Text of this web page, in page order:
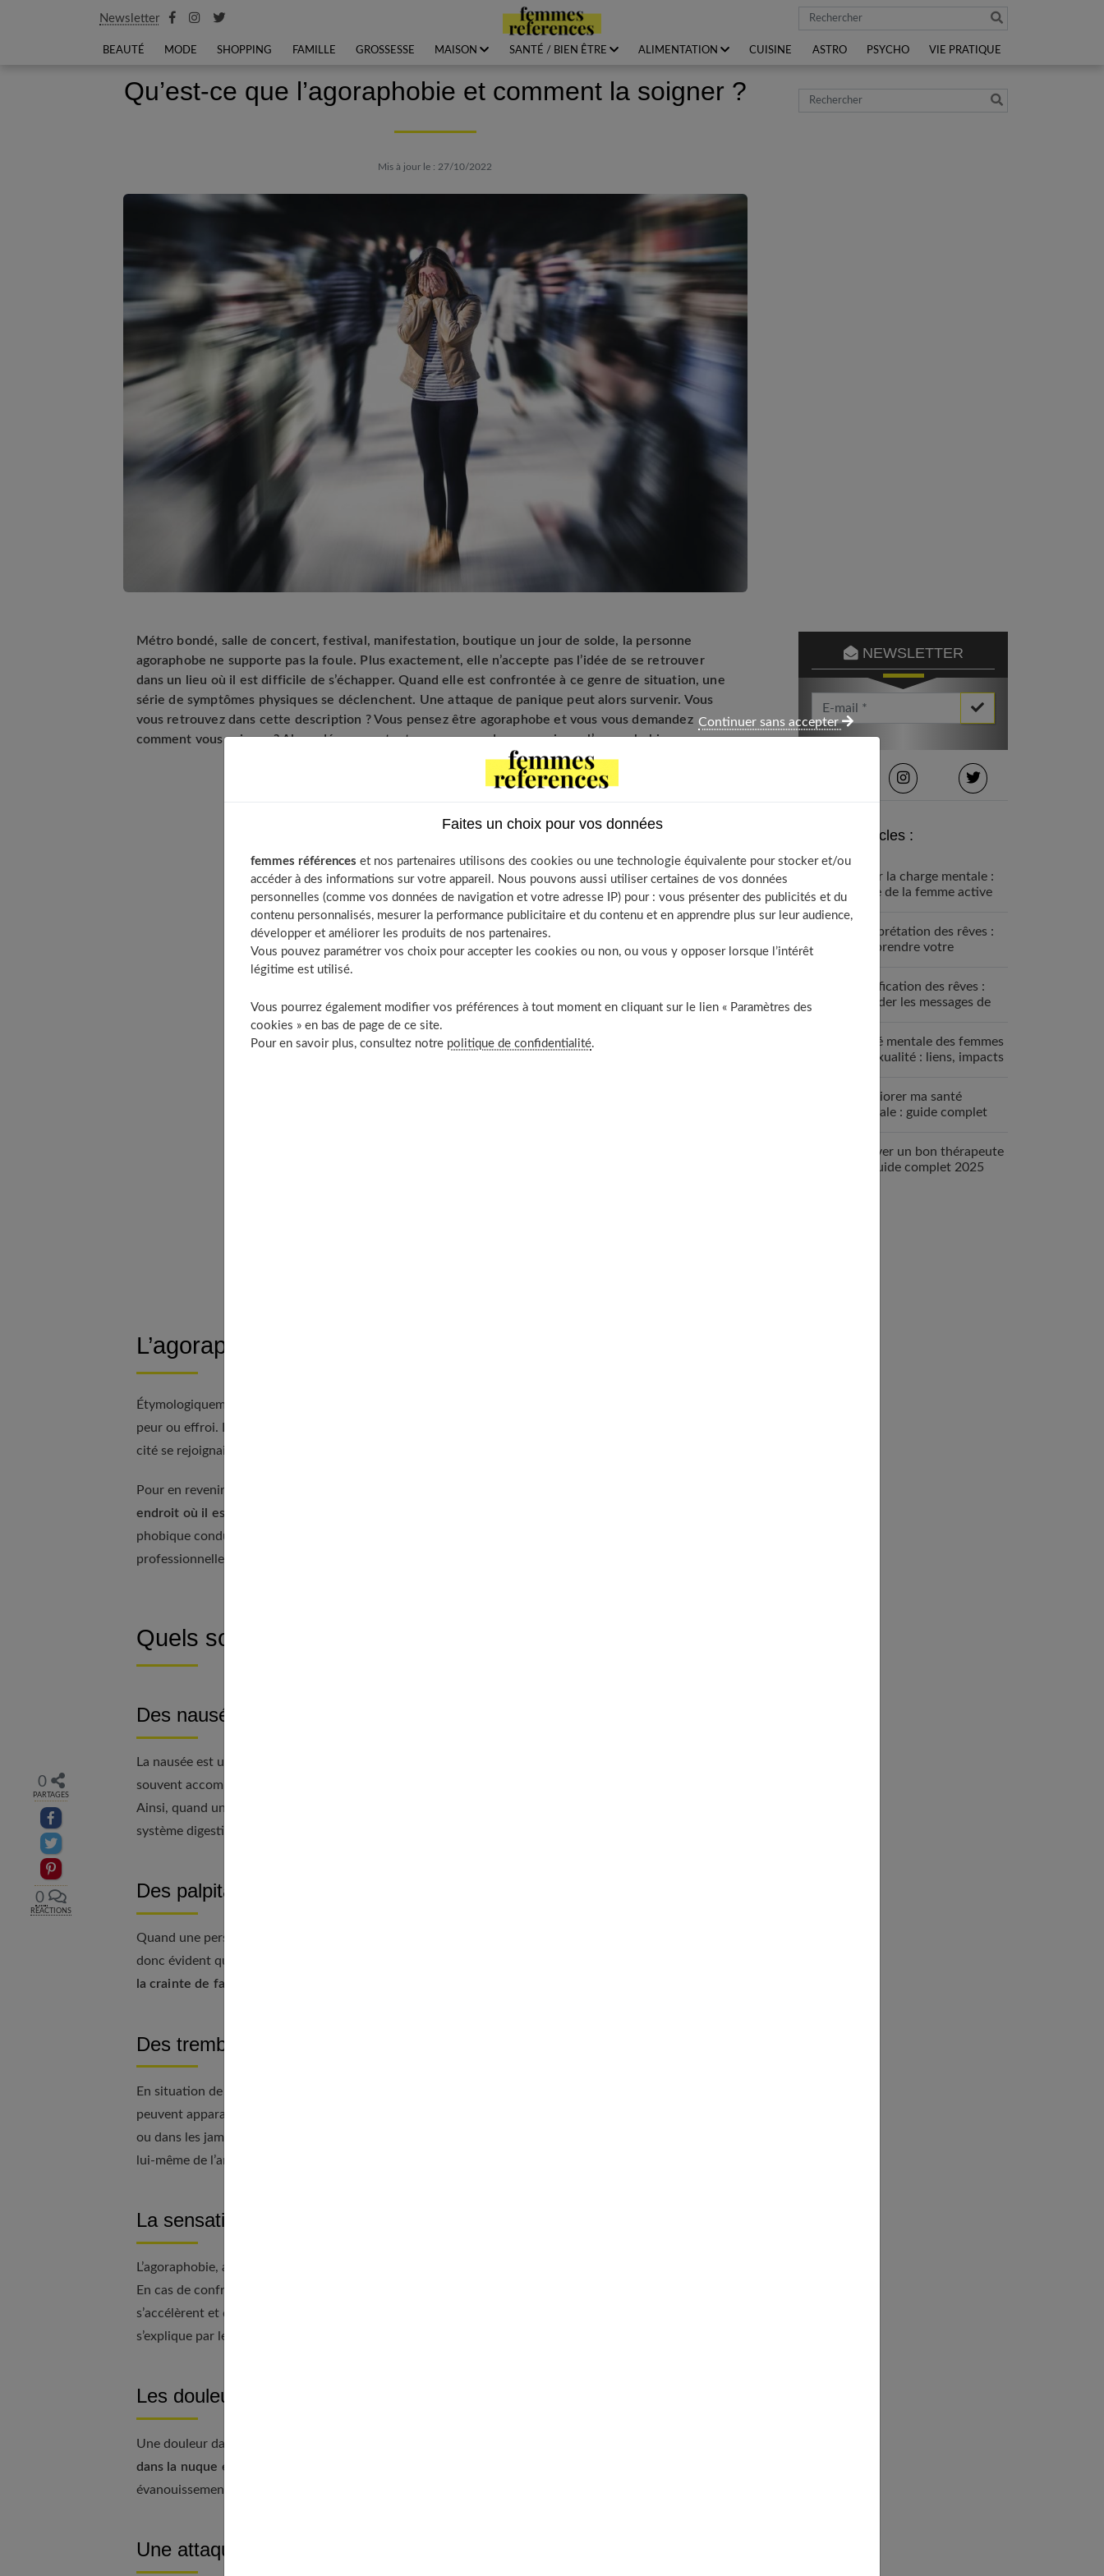
Newsletter Rechercher
BEAUTÉ MODE SHOPPING FAMILLE GROSSESSE MAISON SANTÉ / BIEN ÊTRE ALIMENTATION CUISINE ASTRO PSYCHO VIE PRATIQUE
Qu’est-ce que l’agoraphobie et comment la soigner ?
Mis à jour le : 27/10/2022
Métro bondé, salle de concert, festival, manifestation, boutique un jour de solde, la personne
agoraphobe ne supporte pas la foule. Plus exactement, elle n’accepte pas l’idée de se retrouver
dans un lieu où il est difficile de s’échapper. Quand elle est confrontée à ce genre de situation, une
série de symptômes physiques se déclenchent. Une attaque de panique peut alors survenir. Vous
vous retrouvez dans cette description ? Vous pensez être agoraphobe et vous vous demandez
comment vous soigner ? Alors, découvrez tout ce que vous devez savoir sur l’agoraphobie.
0
PARTAGES
Partager sur facebook
Partager sur Twitter
Epingler sur Pinterest
0
RÉACTIONS
Quels sont les symptômes de l’agoraphobie ?
Des nausées ou des vomissements
Des palpitations
Des tremblements
La sensation d’étouffer
Une attaque de panique
La sensation que ses jambes flageolent
L’agoraphobie : qu’est-ce que c’est ?
Étymologiquement, la base du mot « agora » signifie assemblée en grec ancien et « phobos » veut dire
peur ou effroi. D’ailleurs, durant l’Antiquité, l’agora était la place du marché où tous les habitants de la
cité se rejoignaient pour faire leurs échanges commerciaux.
Pour en revenir à l’agoraphobie, ce terme désigne une forme d’anxiété à l'idée de
endroit où il est difficile de s’échapper
phobique conduit à la mise en place de stratégies d’évitement et peut impacter la vie sociale et
professionnelle de la personne qui en souffre.
Quels sont les symptômes de l’agoraphobie ?
Des nausées ou des vomissements
La nausée est un symptôme récurrent dans l’apparition de troubles anxieux ou phobiques. Elles sont
souvent accompagnées
Ainsi, quand une personne agoraphobe se retrouve dans un lieu bondé, son angoisse monte et atteint le
système digestif.
Des palpitations
Quand une personne se retrouve dans une situation stressante,
donc évident qu’une personne confrontée à sa phobie ressent des palpitations. Elles traduisent souvent
la crainte de faire une crise d’angoisse
Des tremblements
En situation de crise, l'agoraphobe peut ressentir des tremblements ou des secousses musculaires. Ils
peuvent apparaître de façon anarchique dans toutes les parties du corps ou être localisés sur les mains
ou dans les jambes, par exemple.
lui-même de l’anxiété.
La sensation d’étouffer
L’agoraphobie, au même titre que les autres troubles anxieux peuvent donner l’impression de suffoquer.
En cas de confrontation à une situation angoissante, le stress monte, les battements du cœur
s’accélèrent et donnent l’impression que le souffle est court et que l’on va s’étouffer. Cette réaction
s’explique par le fait que
Les douleurs thoraciques ou abdominales
Une douleur dans le thorax se traduit par une sensation d’oppression,
dans la nuque et d’un essoufflement.
évanouissement.
Une attaque de panique
Rechercher
NEWSLETTER
Votre Email *
Derniers articles :
Gérer la charge mentale :
guide de la femme active
Interprétation des rêves :
comprendre votre
Signification des rêves :
décoder les messages de
Santé mentale des femmes
et sexualité : liens, impacts
Améliorer ma santé
mentale : guide complet
Trouver un bon thérapeute
: le guide complet 2025
Faites un choix pour vos données
femmes références et nos partenaires utilisons des cookies ou une technologie équivalente pour stocker et/ou
accéder à des informations sur votre appareil. Nous pouvons aussi utiliser certaines de vos données
personnelles (comme vos données de navigation et votre adresse IP) pour : vous présenter des publicités et du
contenu personnalisés, mesurer la performance publicitaire et du contenu et en apprendre plus sur leur audience,
développer et améliorer les produits de nos partenaires.
Vous pouvez paramétrer vos choix pour accepter les cookies ou non, ou vous y opposer lorsque l’intérêt
légitime est utilisé.
Vous pourrez également modifier vos préférences à tout moment en cliquant sur le lien « Paramètres des
cookies » en bas de page de ce site.
Pour en savoir plus, consultez notre politique de confidentialité.
Continuer sans accepter